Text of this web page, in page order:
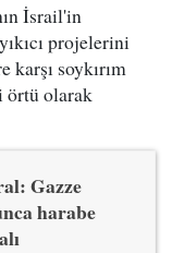
İsrail'in
projelerini
karşı soykırım
örtü olarak
Gazze
harabe